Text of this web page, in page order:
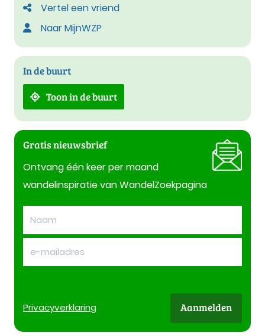
Vertel een vriend
Naar MijnWZP
In de buurt
Toon in de buurt
Gratis nieuwsbrief
Ontvang één keer per maand
wandelinspiratie van WandelZoekpagina
Privacyverklaring Aanmelden